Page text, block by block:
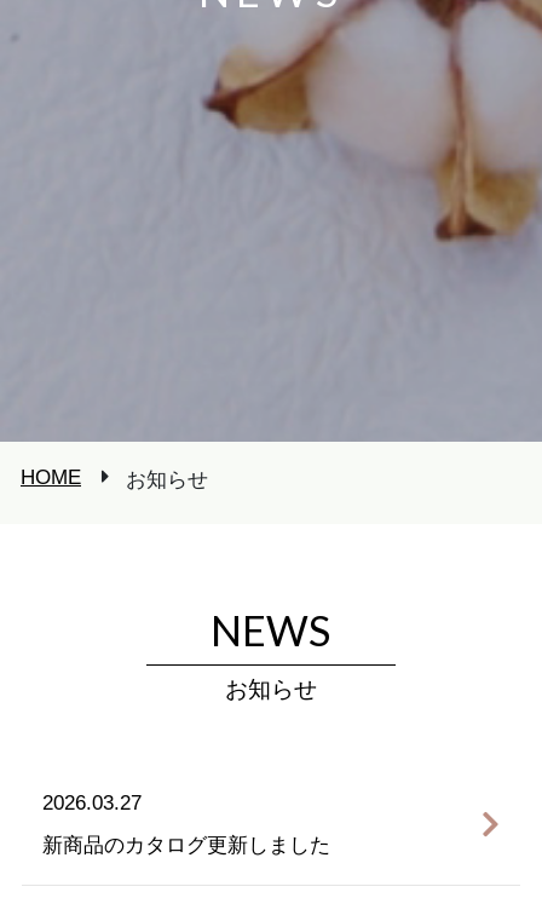
HOME お知らせ
NEWS
お知らせ
2026.03.27
新商品のカタログ更新しました